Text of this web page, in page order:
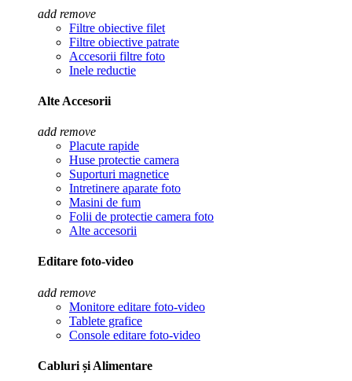
add remove
Filtre obiective filet
Filtre obiective patrate
Accesorii filtre foto
Inele reductie
Alte Accesorii
add remove
Placute rapide
Huse protectie camera
Suporturi magnetice
Intretinere aparate foto
Masini de fum
Folii de protectie camera foto
Alte accesorii
Editare foto-video
add remove
Monitore editare foto-video
Tablete grafice
Console editare foto-video
Cabluri și Alimentare